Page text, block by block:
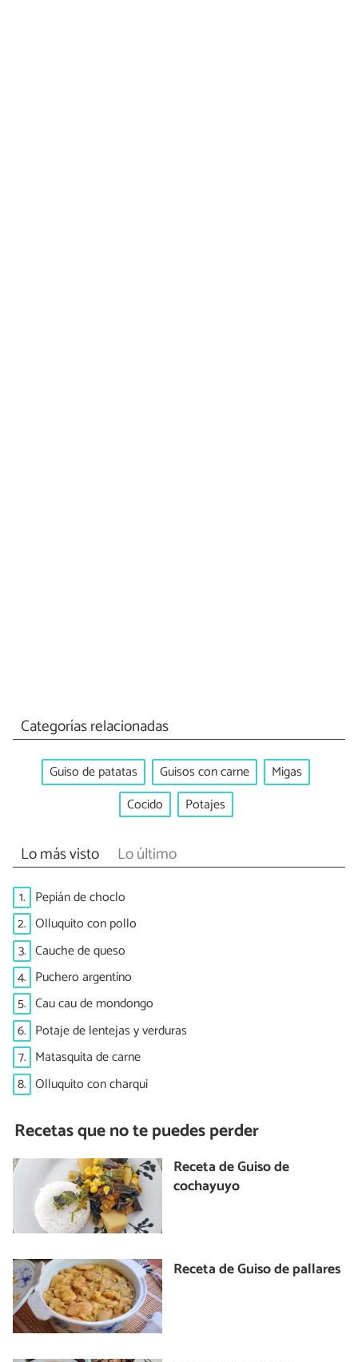
Categorías relacionadas
Guiso de patatas Guisos con carne
Migas
Cocido
Potajes
Lo más visto Lo último
1. Pepián de choclo
2. Olluquito con pollo
3. Cauche de queso
4. Puchero argentino
5. Cau cau de mondongo
6. Potaje de lentejas y verduras
7. Matasquita de carne
8. Olluquito con charqui
Recetas que no te puedes perder
Receta de Guiso de
cochayuyo
Receta de Guiso de pallares